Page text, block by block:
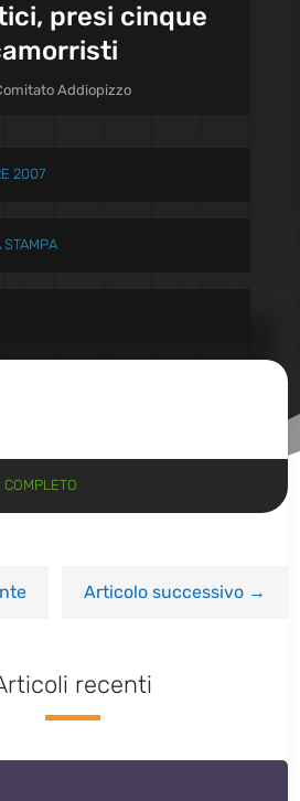
presi cinque
Addiopizzo
2007
STAMPA
COMPLETO
Articolo successivo→
recenti